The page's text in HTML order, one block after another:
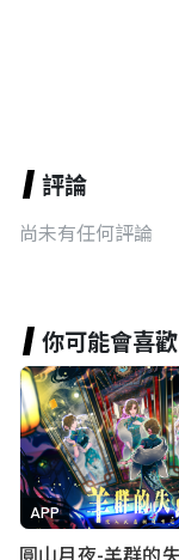
評論
尚未有任何評論
你可能會喜歡
APP